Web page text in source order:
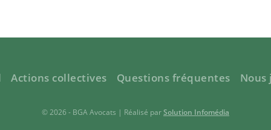
Actions collectives Questions fréquentes Nous
© 2026 - BGA Avocats | Réalisé parSolution Infomédia